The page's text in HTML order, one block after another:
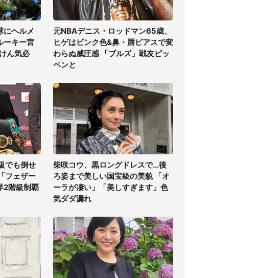
にヘルメ
ーキー宮
ん気必
元NBAデニス・ロッドマン65歳、
ヒゲはピンク色&鼻・唇ピアスで変
わらぬ威圧感 「ブルズ」戦友ピッ
ペンと
でも倒せ
フェザー
2階級制覇
柴咲コウ、黒ロングドレスで...後
ろ姿まで美しい国宝級の美貌 「オ
ーラが凄い」「美しすぎます」色
気ダダ漏れ